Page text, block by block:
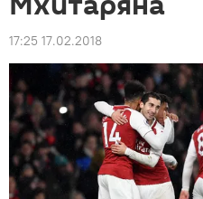
17:25 17.02.2018